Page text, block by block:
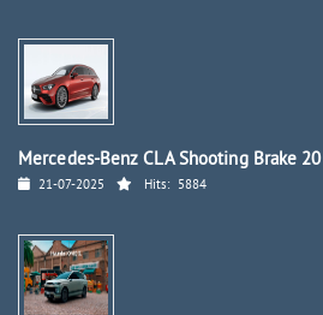
Mercedes-Benz CLA Shooting Brake 20
21-07-2025 Hits: 5884